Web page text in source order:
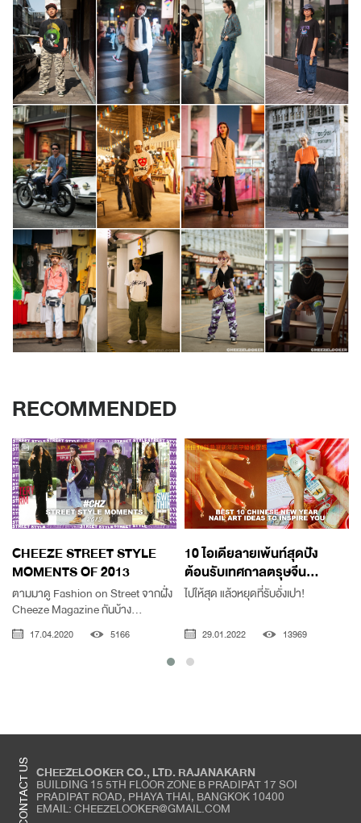
RECOMMENDED
CHEEZE STREET STYLE
MOMENTS OF 2013
ตามมาดู Fashion on Street จากฝั่ง
Cheeze Magazine กันบ้าง...
17.04.2020 5166
10 ไอเดียลายเพ้นท์สุดปัง
ต้อนรับเทศกาลตรุษจีน...
ไปให้สุด แล้วหยุดที่รับอั่งเปา!
29.01.2022 13969
CONTACT US CHEEZELOOKER CO., LTD. RAJANAKARN
BUILDING 15 5TH FLOOR ZONE B PRADIPAT 17 SOI
PRADIPAT ROAD, PHAYA THAI, BANGKOK 10400
EMAIL: CHEEZELOOKER@GMAIL.COM